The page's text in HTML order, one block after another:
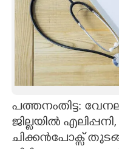
INFO+
ART
CARTOONS
പത്തനംതിട്ട:
ജില്ലയിൽ
ചിക്കൻപോക്സ്